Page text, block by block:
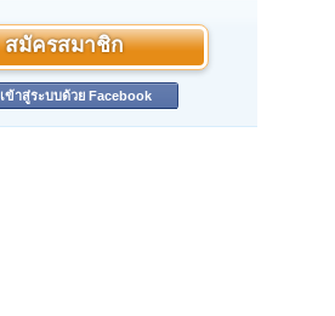
สมัครสมาชิก
เข้าสู่ระบบด้วย Facebook